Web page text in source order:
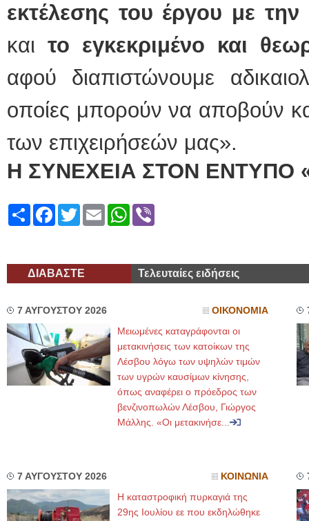
εκτέλεσης του έργου με
και το εγκεκριμένο και
αφού διαπιστώνουμε
οποίες μπορούν να αποβούν
των επιχειρήσεών μας».
Η ΣΥΝΕΧΕΙΑ ΣΤΟΝ ΕΝΤΥΠΟ
ShareFacebook
TwitterEmailWhatsApp
ΔΙΑΒΑΣΤΕ Τελευταίες ειδήσεις
7 ΑΥΓΟΥΣΤΟΥ 2026 ΟΙΚΟΝΟΜΙΑ
Μειωμένες καταγράφονται οι
μετακινήσεις των κατοίκων της
Λέσβου λόγω των υψηλών τιμών
των υγρών καυσίμων κίνησης,
όπως αναφέρει ο πρόεδρος των
βενζινοπωλών Λέσβου, Γιώργος
Μάλλης. «Οι μετακινήσε...
7 ΑΥΓΟΥΣΤΟΥ 2026 ΚΟΙΝΩΝΙΑ
Η καταστροφική πυρκαγιά της
29ης Ιουλίου εε που εκδηλώθηκε